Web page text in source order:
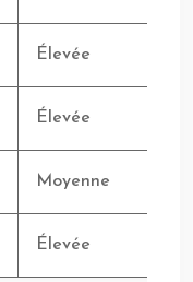
Élevée
Élevée
Moyenne
Élevée